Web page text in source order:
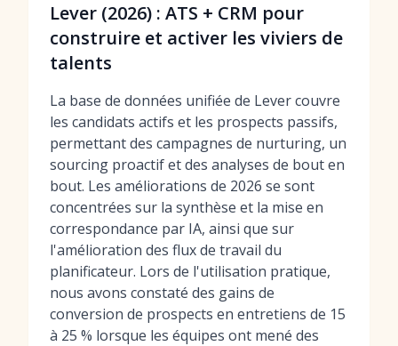
Lever (2026) : ATS + CRM pour
construire et activer les viviers de
talents
La base de données unifiée de Lever couvre
les candidats actifs et les prospects passifs,
permettant des campagnes de nurturing, un
sourcing proactif et des analyses de bout en
bout. Les améliorations de 2026 se sont
concentrées sur la synthèse et la mise en
correspondance par IA, ainsi que sur
l'amélioration des flux de travail du
planificateur. Lors de l'utilisation pratique,
nous avons constaté des gains de
conversion de prospects en entretiens de 15
à 25 % lorsque les équipes ont mené des